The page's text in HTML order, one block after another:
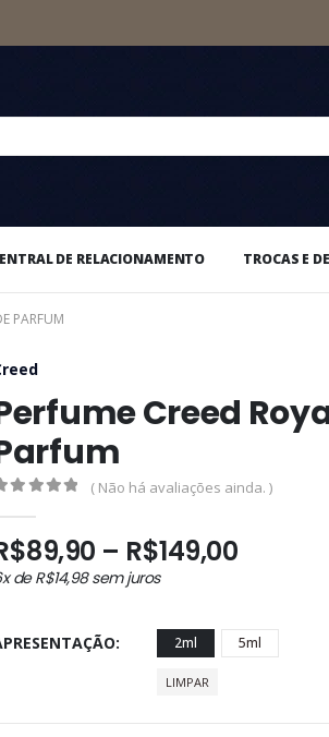
DE RELACIONAMENTO TROCAS E
PARFUM
Creed
( Não há avaliações ainda. )
89,90 – R$149,00Faixa
R$89,90
através
deR$14,98sem juros
2ml 5ml
LIMPAR